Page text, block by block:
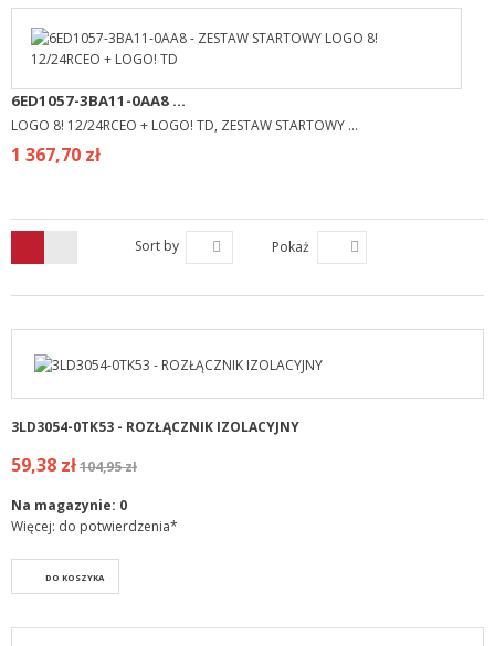
6ED1057-3BA11-0AA8 ...
LOGO 8! 12/24RCEO + LOGO! TD, ZESTAW STARTOWY ...
1 367,70 zł
Sort by Pokaż
3LD3054-0TK53 - ROZŁĄCZNIK IZOLACYJNY
59,38 zł104,95 zł
Na magazynie: 0
Więcej: do potwierdzenia*
DO KOSZYKA